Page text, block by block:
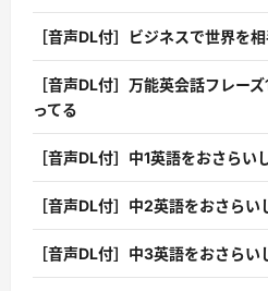
［音声DL付］ビジネスで世界を
［音声DL付］万能英会話フレー
ってる
［音声DL付］中1英語をおさら
［音声DL付］中2英語をおさら
［音声DL付］中3英語をおさら